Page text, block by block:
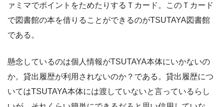
ァミマでポイントをためたりするＴカード。このＴカード
で図書館の本を借りることができるのがTSUTAYA図書館
である。
懸念しているのは個人情報がTSUTAYA本体にいかないの
か。貸出履歴が利用されないのか？である。貸出履歴につ
いてはTSUTAYA本体には渡していないと言っているらし